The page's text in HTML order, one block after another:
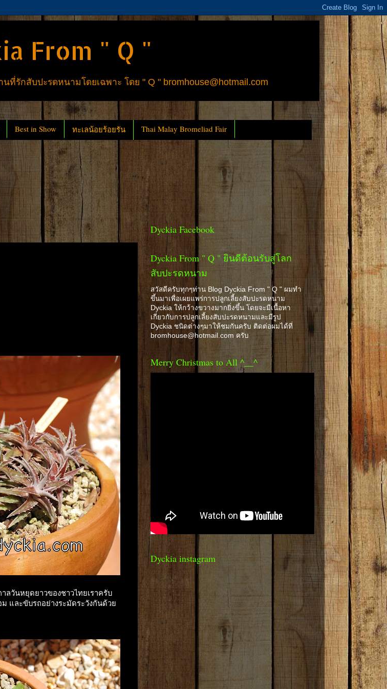
From " Q "
รักสับปะรดหนามโดยเฉพาะ โดย " Q " bromhouse@hotmail.com
Best in Show ทะเลน้อยร้อยรัน Thai Malay Bromeliad Fair
ลวันหยุดยาวของชาวไทยเราครับ
และขับรถอย่างระมัดระวังกันด้วย
Dyckia Facebook
Dyckia From " Q " ยินดีต้อนรับสู่โลก
สับปะรดหนาม
สวัสดีครับทุกๆท่าน Blog Dyckia From " Q " ผมทำ
ขึ้นมาเพื่อเผยแพร่การปลูกเลี้ยงสับปะรดหนาม
Dyckia ให้กว้างขวางมากยิ่งขึ้น โดยจะมีเนื้อหา
เกี่ยวกับการปลูกเลี้ยงสับปะรดหนามและมีรูป
Dyckia ชนิดต่างๆมาให้ชมกันครับ ติดต่อผมได้ที่
bromhouse@hotmail.com ครับ
Merry Christmas to All ^__^
Dyckia instagram